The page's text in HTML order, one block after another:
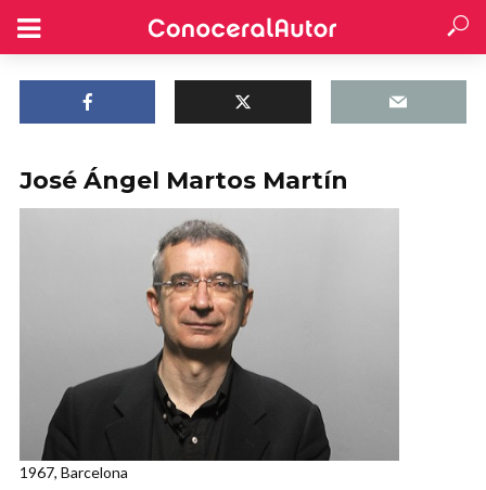
José Ángel Martos Martín
1967, Barcelona